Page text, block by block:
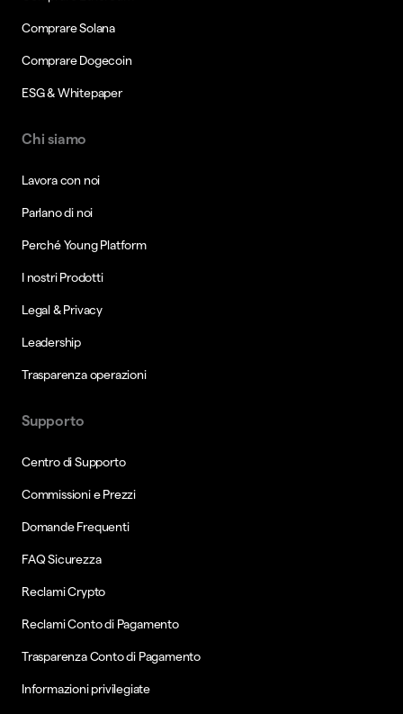
Comprare Solana
Comprare Dogecoin
ESG & Whitepaper
Chi siamo
Lavora con noi
Parlano di noi
Perché Young Platform
I nostri Prodotti
Legal & Privacy
Leadership
Trasparenza operazioni
Supporto
Centro di Supporto
Commissioni e Prezzi
Domande Frequenti
FAQ Sicurezza
Reclami Crypto
Reclami Conto di Pagamento
Trasparenza Conto di Pagamento
Informazioni privilegiate